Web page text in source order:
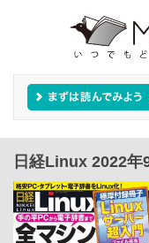
日経Linux 2022年